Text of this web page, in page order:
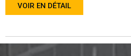
VOIR EN DÉTAIL